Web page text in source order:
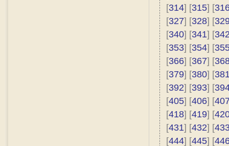
[314] [315] [
[327] [328] [
[340] [341] [
[353] [354] [
[366] [367] [
[379] [380] [
[392] [393] [
[405] [406] [
[418] [419] [
[431] [432] [
[444] [445] [